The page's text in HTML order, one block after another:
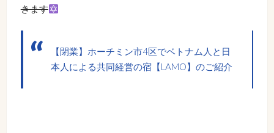
きます
【閉業】ホーチミン市4区でベトナム人と日
本人による共同経営の宿【LAMO】のご紹介